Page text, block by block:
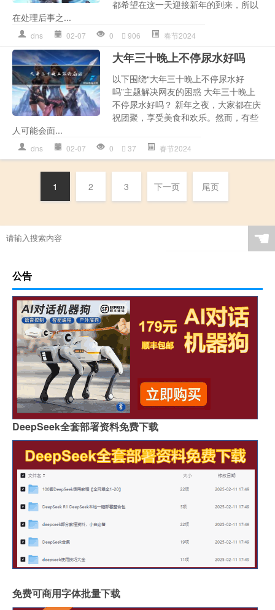
都希望在这一天迎接新年的到来，所以
在处理后事之...
dns 02-07 0 906 春节2024
大年三十晚上不停尿水好吗
以下围绕“大年三十晚上不停尿水好
吗”主题解决网友的困惑 大年三十晚上
不停尿水好吗？ 新年之夜，大家都在庆
祝团聚，享受美食和欢乐。然而，有些
人可能会面...
dns 02-07 0 37 春节2024
1 2 3 下一页 尾页
☚
公告
DeepSeek全套部署资料免费下载
免费可商用字体批量下载